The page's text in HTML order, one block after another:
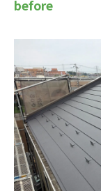
before